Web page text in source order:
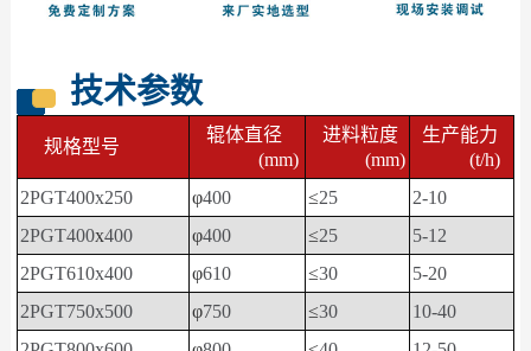
技术参数
规格型号
辊体直径
(mm)
进料粒度
(mm)
生产能力
(t/h)
2PGT400x250
φ400 ≤25
2-10
2PGT400x400 φ400 ≤25
5-12
2PGT610x400
φ610 ≤30
5-20
2PGT750x500
φ750 ≤30
10-40